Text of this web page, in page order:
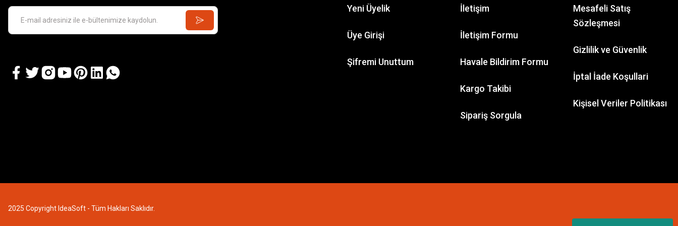
VALLEJO
VALLEJO
Vallejo 70520 18 ml. Mat Vernik
173,83 TL
Yeni Üyelik
Üye Girişi
Şifremi Unuttum
İletişim
İletişim Formu
Havale Bildirim Formu
Kargo Takibi
Sipariş Sorgula
Mesafeli Satış
Sözleşmesi
Gizlilik ve Güvenlik
İptal İade Koşullari
Kişisel Veriler Politikası
2025 Copyright IdeaSoft - Tüm Hakları Saklıdır.